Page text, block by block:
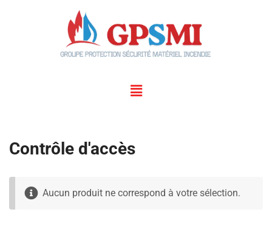
Contrôle d'accès
Aucun produit ne correspond à votre sélection.